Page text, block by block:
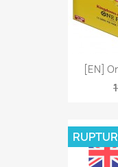
[EN]